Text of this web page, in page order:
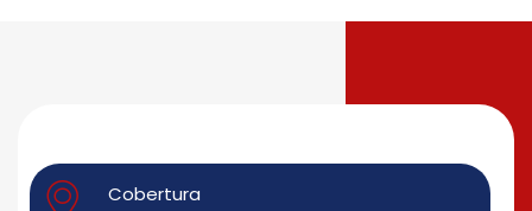
Cobertura